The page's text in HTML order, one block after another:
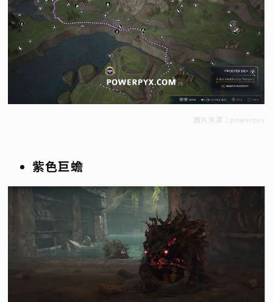
圖片來源：powerpyx
紫色巨蟾